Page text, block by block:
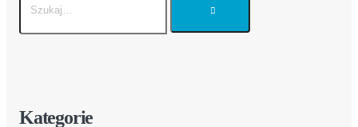
Kategorie